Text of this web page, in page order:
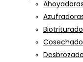
Ahoyadoras